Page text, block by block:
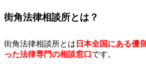
街角法律相談所とは？
街角法律相談所とは 日本全国にある優
った法律専門の相談窓口 です。